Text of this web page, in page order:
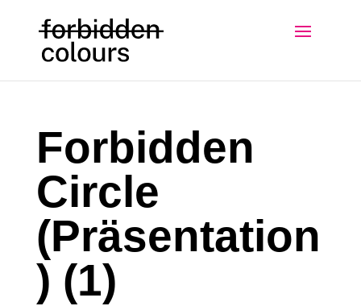
Forbidden
Circle
(Präsentation
) (1)